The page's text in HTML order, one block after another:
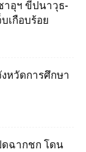
าอุฯ ขีปนาวุธ-
เกือบร้อย
หวัดการศึกษา
ดฉากชก โดน